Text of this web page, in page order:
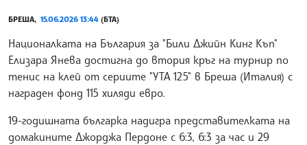
БРЕША, 15.06.2026 13:44 (БТА)
Националката на България за "Били Джийн Кинг Къп"
Елизара Янева достигна до втория кръг на турнир по
тенис на клей от сериите "УТА 125" в Бреша (Италия) с
награден фонд 115 хиляди евро.
19-годишната българка надигра представителката на
домакините Джорджа Пердоне с 6:3, 6:3 за час и 29